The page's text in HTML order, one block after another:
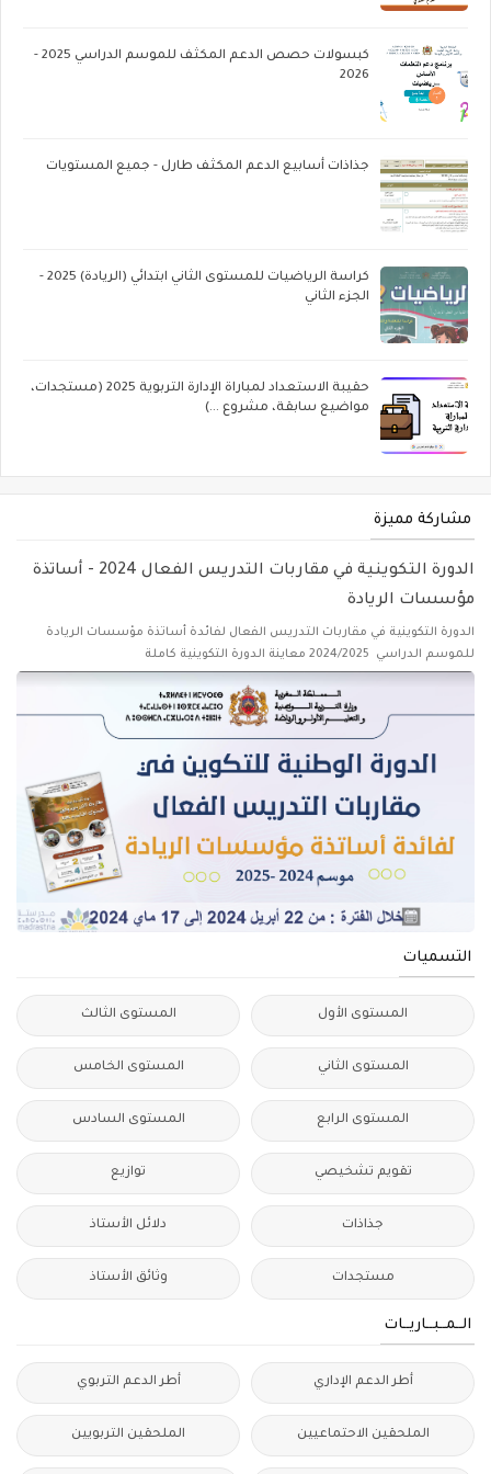
كبسولات حصص الدعم المكثف للموسم الدراسي 2025 -
2026
جذاذات أسابيع الدعم المكثف طارل - جميع المستويات
كراسة الرياضيات للمستوى الثاني ابتدائي (الريادة) 2025 -
الجزء الثاني
حقيبة الاستعداد لمباراة الإدارة التربوية 2025 (مستجدات،
مواضيع سابقة، مشروع ...)
مشاركة مميزة
الدورة التكوينية في مقاربات التدريس الفعال 2024 - أساتذة
مؤسسات الريادة
الدورة التكوينية في مقاربات التدريس الفعال لفائدة أساتذة مؤسسات الريادة
للموسم الدراسي 2024/2025 معاينة الدورة التكوينية كاملة
التسميات
المستوى الأول المستوى الثالث
المستوى الثاني المستوى الخامس
المستوى الرابع المستوى السادس
تقويم تشخيصي توازيع
جذاذات دلائل الأستاذ
مستجدات وثائق الأستاذ
الــمــبــاريــات
أطر الدعم الإداري أطر الدعم التربوي
الملحقين الاحتماعيين الملحقين التربويين